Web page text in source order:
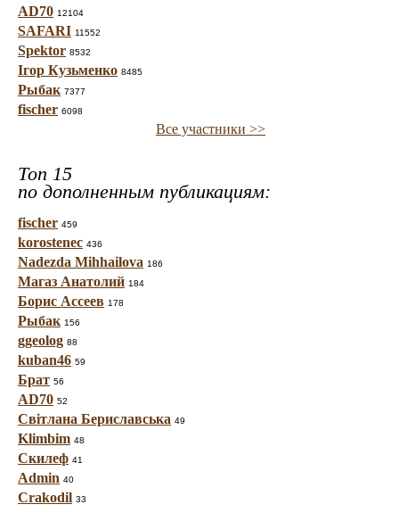
AD70 12104
SAFARI 11552
Spektor 8532
Ігор Кузьменко 8485
Рыбак 7377
fischer 6098
Все участники >>
Топ 15
по дополненным публикациям:
fischer 459
korostenec 436
Nadezda Mihhailova 186
Магаз Анатолий 184
Борис Ассеев 178
Рыбак 156
ggeolog 88
kuban46 59
Брат 56
AD70 52
Світлана Бериславська 49
Klimbim 48
Скилеф 41
Admin 40
Crakodil 33